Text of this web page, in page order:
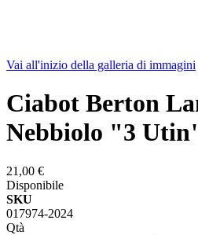
Vai all'inizio della galleria di immagini
Ciabot Berton
Nebbiolo "3
21,00 €
Disponibile
SKU
017974-2024
Qtà